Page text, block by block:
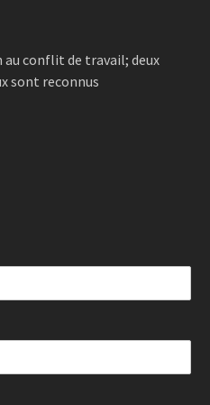
conflit de travail; deux
sont reconnus